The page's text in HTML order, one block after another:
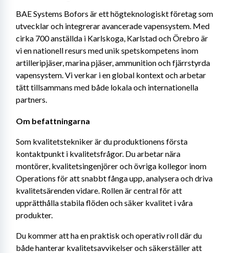
BAE Systems Bofors är ett högteknologiskt företag som
utvecklar och integrerar avancerade vapensystem. Med
cirka 700 anställda i Karlskoga, Karlstad och Örebro är
vi en nationell resurs med unik spetskompetens inom
artilleripjäser, marina pjäser, ammunition och fjärrstyrda
vapensystem. Vi verkar i en global kontext och arbetar
tätt tillsammans med både lokala och internationella
partners.
Om befattningarna
Som kvalitetstekniker är du produktionens första
kontaktpunkt i kvalitetsfrågor. Du arbetar nära
montörer, kvalitetsingenjörer och övriga kollegor inom
Operations för att snabbt fånga upp, analysera och driva
kvalitetsärenden vidare. Rollen är central för att
upprätthålla stabila flöden och säker kvalitet i våra
produkter.
Du kommer att ha en praktisk och operativ roll där du
både hanterar kvalitetsavvikelser och säkerställer att